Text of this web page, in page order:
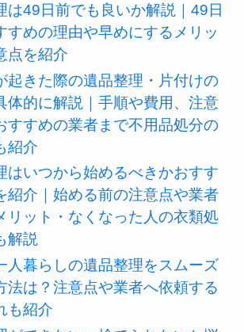
は49日前でも良いか解説｜49日
すめの理由や早めにするメリッ
点を紹介
起きた際の遺品整理・片付けの
体的に解説｜手順や費用、注意
すすめの業者まで不用品処分の
紹介
はいつから始めるべきかおすす
紹介｜始める前の注意点や業者
リット・なくなった人の衣類処
解説
人暮らしの遺品整理をスムーズ
法は？注意点や業者へ依頼する
も紹介